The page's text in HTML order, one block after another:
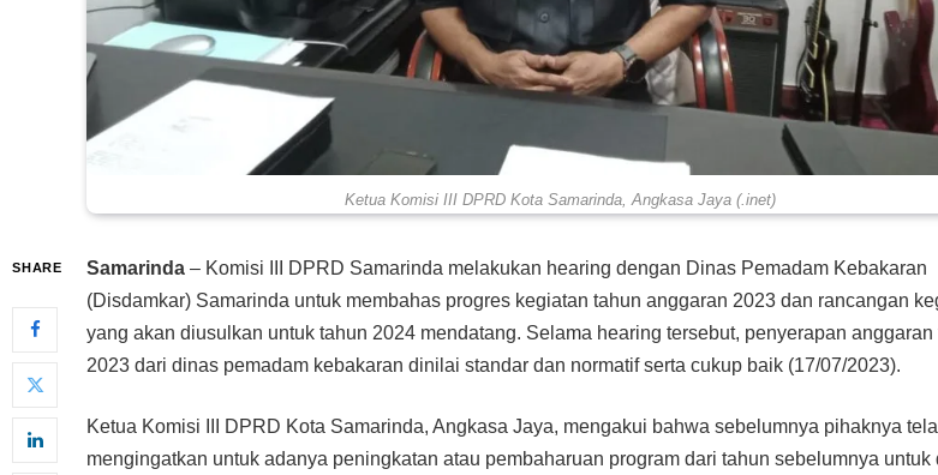
Ketua Komisi III DPRD Kota Samarinda, Angkasa Jaya (.inet)
SHARE Samarinda – Komisi III DPRD Samarinda melakukan hearing dengan Dinas Pemadam Kebakaran
(Disdamkar) Samarinda untuk membahas progres kegiatan tahun anggaran 2023 dan rancangan
yang akan diusulkan untuk tahun 2024 mendatang. Selama hearing tersebut, penyerapan anggaran
2023 dari dinas pemadam kebakaran dinilai standar dan normatif serta cukup baik (17/07/2023).
Ketua Komisi III DPRD Kota Samarinda, Angkasa Jaya, mengakui bahwa sebelumnya pihaknya
mengingatkan untuk adanya peningkatan atau pembaharuan program dari tahun sebelumnya untuk